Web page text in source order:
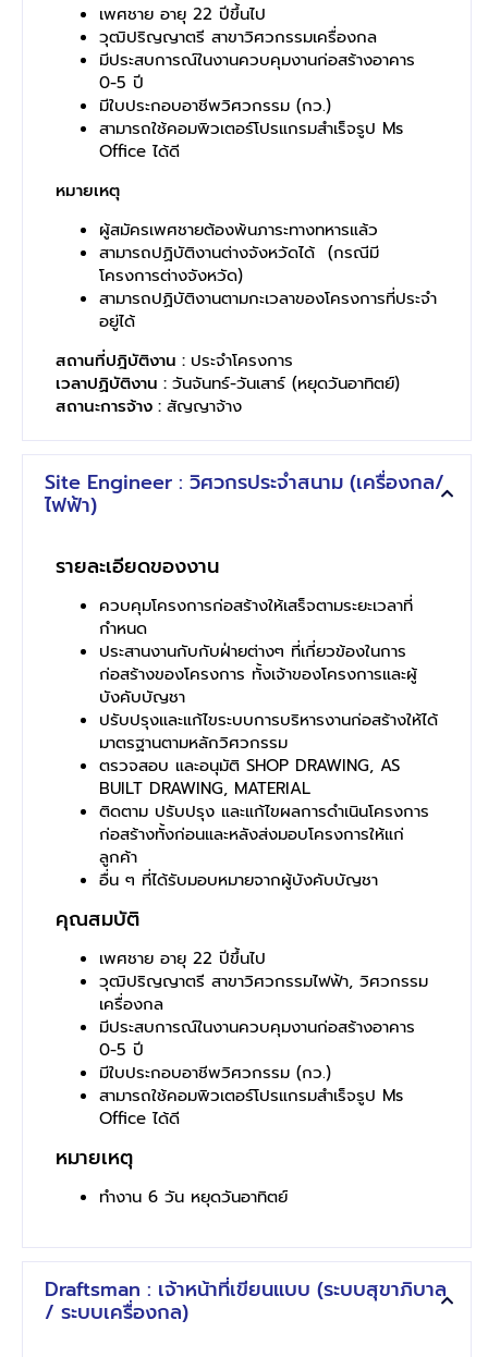
เพศชาย อายุ 22 ปีขึ้นไป
วุฒิปริญญาตรี สาขาวิศวกรรมเครื่องกล
มีประสบการณ์ในงานควบคุมงานก่อสร้างอาคาร
0-5 ปี
มีใบประกอบอาชีพวิศวกรรม (กว.)
สามารถใช้คอมพิวเตอร์โปรแกรมสำเร็จรูป Ms
Office ได้ดี
หมายเหตุ
ผู้สมัครเพศชายต้องพ้นภาระทางทหารแล้ว
สามารถปฏิบัติงานต่างจังหวัดได้ (กรณีมี
โครงการต่างจังหวัด)
สามารถปฏิบัติงานตามกะเวลาของโครงการที่ประจำ
อยู่ได้
สถานที่ปฎิบัติงาน : ประจำโครงการ
เวลาปฏิบัติงาน : วันจันทร์-วันเสาร์ (หยุดวันอาทิตย์)
สถานะการจ้าง : สัญญาจ้าง
Site Engineer : วิศวกรประจำสนาม (เครื่องกล/
ไฟฟ้า)
รายละเอียดของงาน
ควบคุมโครงการก่อสร้างให้เสร็จตามระยะเวลาที่
กำหนด
ประสานงานกับกับฝ่ายต่างๆ ที่เกี่ยวข้องในการ
ก่อสร้างของโครงการ ทั้งเจ้าของโครงการและผู้
บังคับบัญชา
ปรับปรุงและแก้ไขระบบการบริหารงานก่อสร้างให้ได้
มาตรฐานตามหลักวิศวกรรม
ตรวจสอบ และอนุมัติ SHOP DRAWING, AS
BUILT DRAWING, MATERIAL
ติดตาม ปรับปรุง และแก้ไขผลการดำเนินโครงการ
ก่อสร้างทั้งก่อนและหลังส่งมอบโครงการให้แก่
ลูกค้า
อื่น ๆ ที่ได้รับมอบหมายจากผู้บังคับบัญชา
คุณสมบัติ
เพศชาย อายุ 22 ปีขึ้นไป
วุฒิปริญญาตรี สาขาวิศวกรรมไฟฟ้า, วิศวกรรม
เครื่องกล
มีประสบการณ์ในงานควบคุมงานก่อสร้างอาคาร
0-5 ปี
มีใบประกอบอาชีพวิศวกรรม (กว.)
สามารถใช้คอมพิวเตอร์โปรแกรมสำเร็จรูป Ms
Office ได้ดี
หมายเหตุ
ทำงาน 6 วัน หยุดวันอาทิตย์
Draftsman : เจ้าหน้าที่เขียนแบบ (ระบบสุขาภิบาล
/ ระบบเครื่องกล)